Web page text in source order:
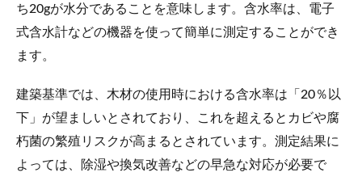
ち20gが水分であることを意味します。含水率は、電子
式含水計などの機器を使って簡単に測定することができ
ます。
建築基準では、木材の使用時における含水率は「20％以
下」が望ましいとされており、これを超えるとカビや腐
朽菌の繁殖リスクが高まるとされています。測定結果に
よっては、除湿や換気改善などの早急な対応が必要で